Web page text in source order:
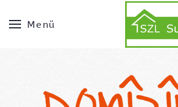
Menü